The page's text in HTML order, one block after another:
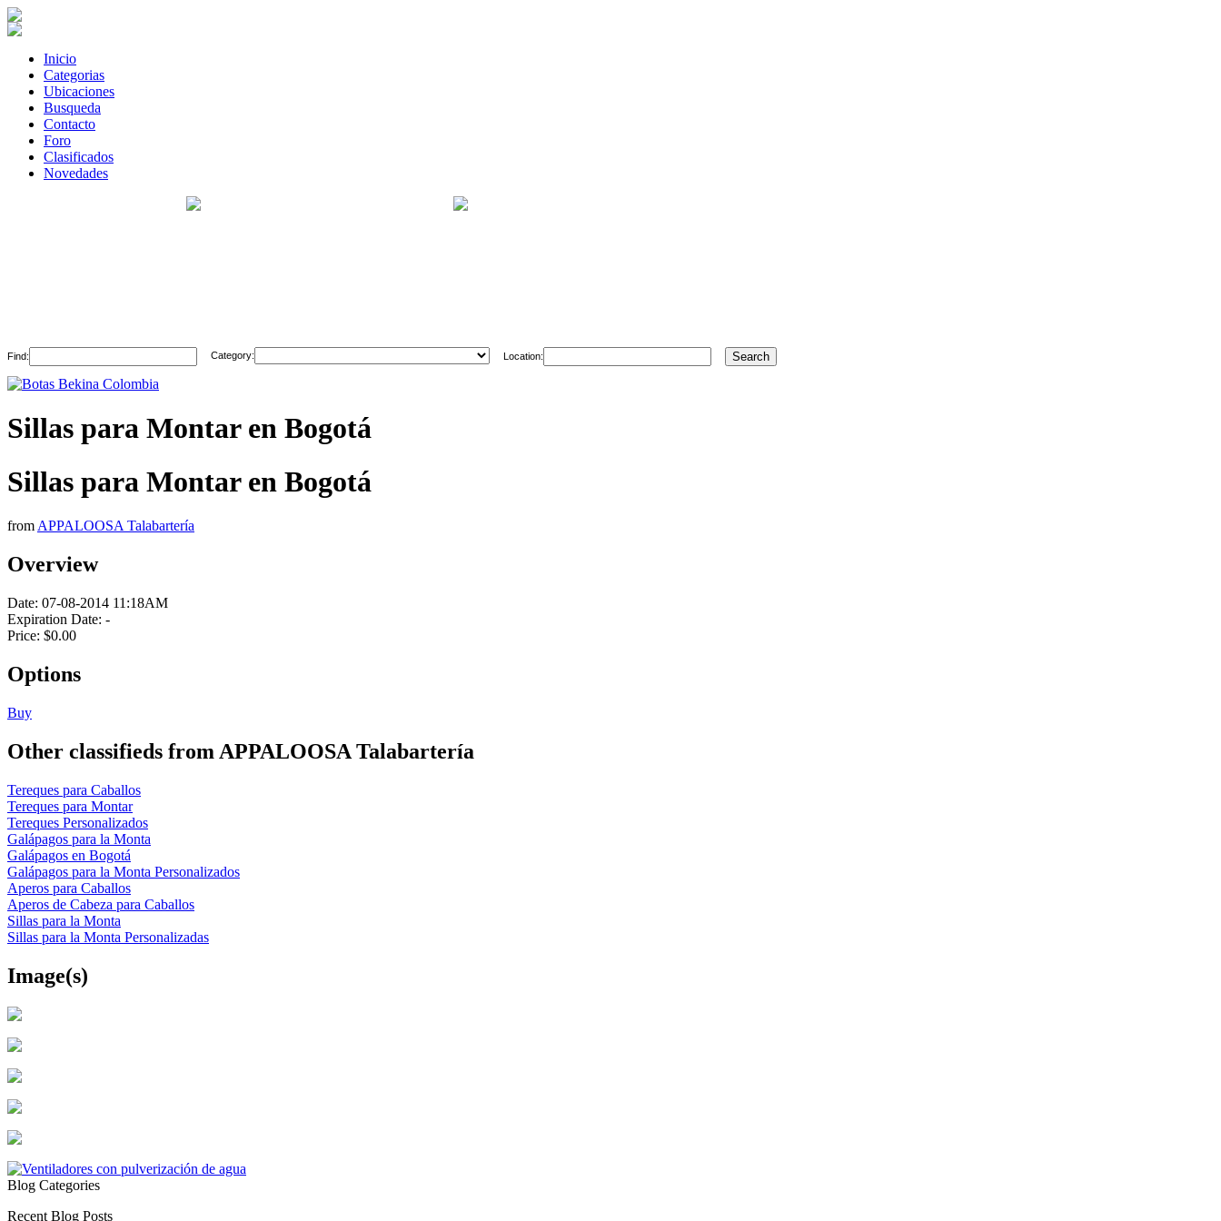
Inicio
Categorias
Ubicaciones
Busqueda
Contacto
Foro
Clasificados
Novedades
Find: Category: Location:
Sillas para Montar en Bogotá
Sillas para Montar en Bogotá
from APPALOOSA Talabartería
Overview
Date: 07-08-2014 11:18AM
Expiration Date: -
Price: $0.00
Options
Buy
Other classifieds from APPALOOSA Talabartería
Tereques para Caballos
Tereques para Montar
Tereques Personalizados
Galápagos para la Monta
Galápagos en Bogotá
Galápagos para la Monta Personalizados
Aperos para Caballos
Aperos de Cabeza para Caballos
Sillas para la Monta
Sillas para la Monta Personalizadas
Image(s)
Blog Categories
Recent Blog Posts